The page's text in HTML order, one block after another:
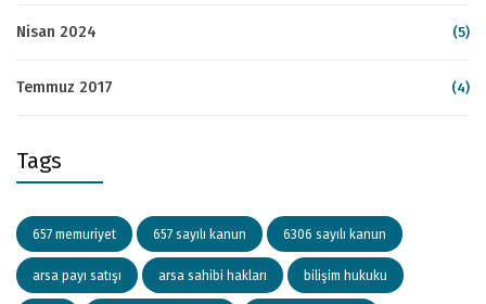
Nisan 2024 (5)
Temmuz 2017 (4)
Tags
657 memuriyet 657 sayılı kanun 6306 sayılı kanun
arsa payı satışı arsa sahibi hakları bilişim hukuku